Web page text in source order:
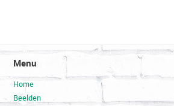
Menu
Home
Beelden